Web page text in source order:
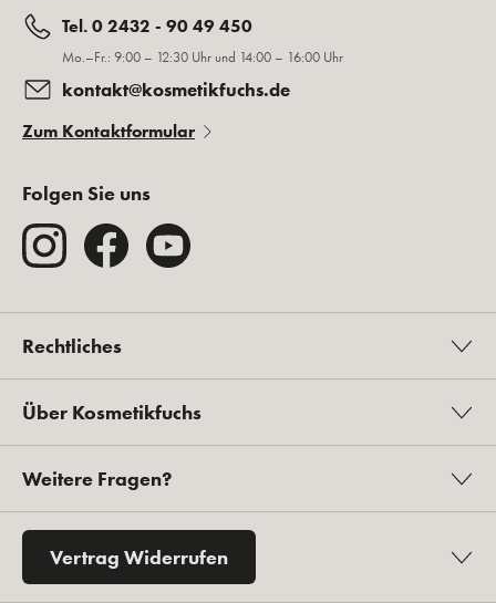
Tel. 0 2432 - 90 49 450
Mo.–Fr.: 9:00 – 12:30 Uhr und 14:00 – 16:00 Uhr
kontakt@kosmetikfuchs.de
Zum Kontaktformular
Folgen Sie uns
Rechtliches
Über Kosmetikfuchs
Weitere Fragen?
Vertrag Widerrufen